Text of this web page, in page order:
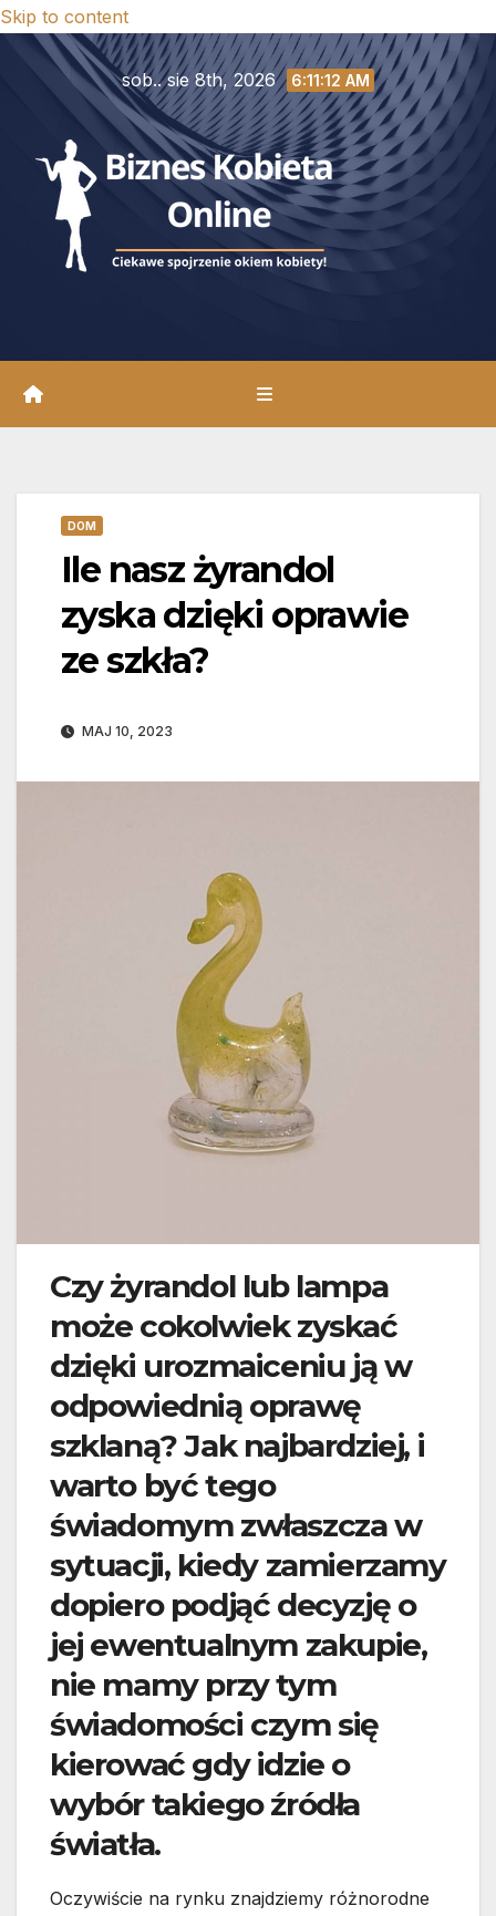
Skip to content
sob.. sie 8th, 2026 6:11:13 AM
DOM
Ile nasz żyrandol
zyska dzięki oprawie
ze szkła?
MAJ 10, 2023
Czy żyrandol lub lampa
może cokolwiek zyskać
dzięki urozmaiceniu ją w
odpowiednią oprawę
szklaną? Jak najbardziej, i
warto być tego
świadomym zwłaszcza w
sytuacji, kiedy zamierzamy
dopiero podjąć decyzję o
jej ewentualnym zakupie,
nie mamy przy tym
świadomości czym się
kierować gdy idzie o
wybór takiego źródła
światła.
Oczywiście na rynku znajdziemy różnorodne